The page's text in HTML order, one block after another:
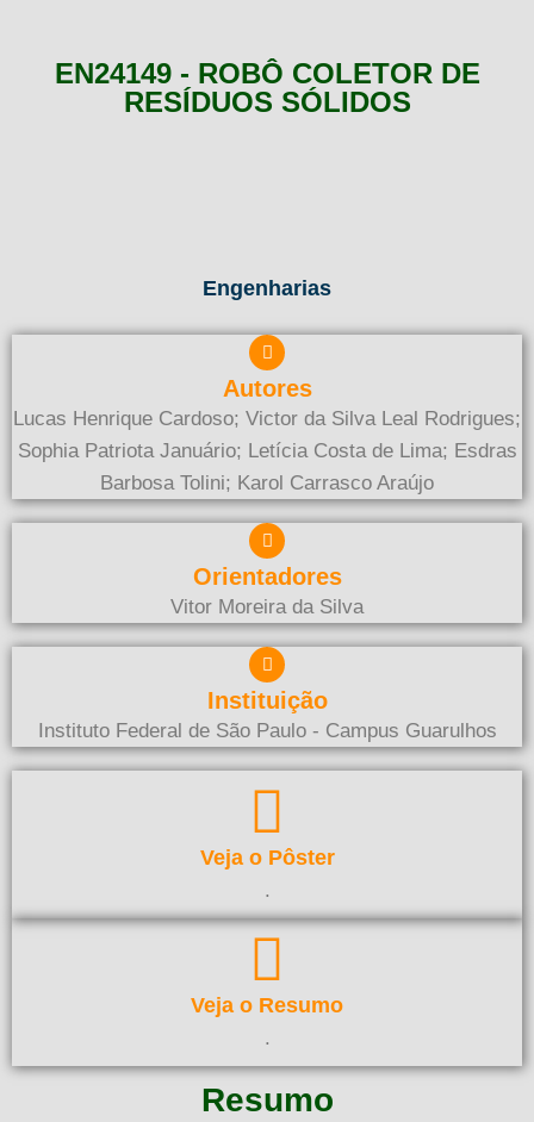
EN24149 - ROBÔ COLETOR DE
RESÍDUOS SÓLIDOS
Engenharias
Autores
Lucas Henrique Cardoso; Victor da Silva Leal Rodrigues;
Sophia Patriota Januário; Letícia Costa de Lima; Esdras
Barbosa Tolini; Karol Carrasco Araújo
Orientadores
Vitor Moreira da Silva
Instituição
Instituto Federal de São Paulo - Campus Guarulhos
Veja o Pôster
.
Veja o Resumo
.
Resumo